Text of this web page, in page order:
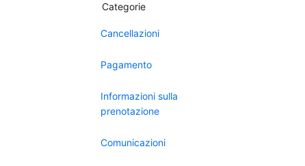
Categorie
Cancellazioni
Pagamento
Informazioni sulla
prenotazione
Comunicazioni